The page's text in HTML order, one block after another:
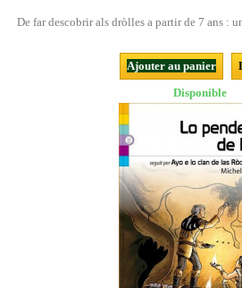
De far descobrir als dròlles a partir de 7 ans :
Ajouter au panier
Disponible